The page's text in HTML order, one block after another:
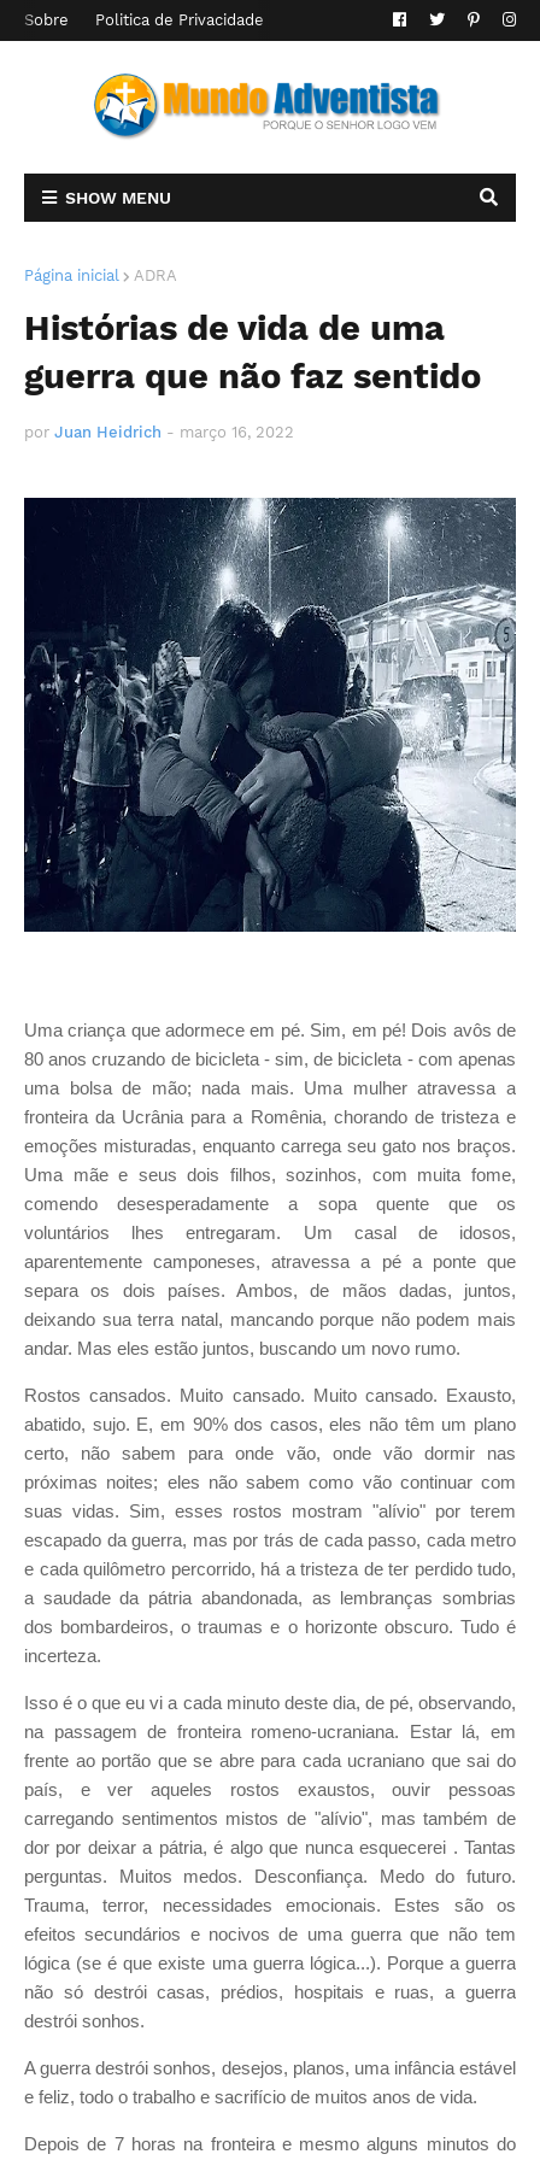
Sobre Politica de Privacidade
SHOW MENU
Página inicial ADRA
Histórias de vida de uma
guerra que não faz sentido
por Juan Heidrich - março 16, 2022
Uma criança que adormece em pé. Sim, em pé! Dois avôs de
80 anos cruzando de bicicleta - sim, de bicicleta - com apenas
uma bolsa de mão; nada mais. Uma mulher atravessa a
fronteira da Ucrânia para a Romênia, chorando de tristeza e
emoções misturadas, enquanto carrega seu gato nos braços.
Uma mãe e seus dois filhos, sozinhos, com muita fome,
comendo desesperadamente a sopa quente que os
voluntários lhes entregaram. Um casal de idosos,
aparentemente camponeses, atravessa a pé a ponte que
separa os dois países. Ambos, de mãos dadas, juntos,
deixando sua terra natal, mancando porque não podem mais
andar. Mas eles estão juntos, buscando um novo rumo.
Rostos cansados. Muito cansado. Muito cansado. Exausto,
abatido, sujo. E, em 90% dos casos, eles não têm um plano
certo, não sabem para onde vão, onde vão dormir nas
próximas noites; eles não sabem como vão continuar com
suas vidas. Sim, esses rostos mostram "alívio" por terem
escapado da guerra, mas por trás de cada passo, cada metro
e cada quilômetro percorrido, há a tristeza de ter perdido tudo,
a saudade da pátria abandonada, as lembranças sombrias
dos bombardeiros, o traumas e o horizonte obscuro. Tudo é
incerteza.
Isso é o que eu vi a cada minuto deste dia, de pé, observando,
na passagem de fronteira romeno-ucraniana. Estar lá, em
frente ao portão que se abre para cada ucraniano que sai do
país, e ver aqueles rostos exaustos, ouvir pessoas
carregando sentimentos mistos de "alívio", mas também de
dor por deixar a pátria, é algo que nunca esquecerei . Tantas
perguntas. Muitos medos. Desconfiança. Medo do futuro.
Trauma, terror, necessidades emocionais. Estes são os
efeitos secundários e nocivos de uma guerra que não tem
lógica (se é que existe uma guerra lógica...). Porque a guerra
não só destrói casas, prédios, hospitais e ruas, a guerra
destrói sonhos.
A guerra destrói sonhos, desejos, planos, uma infância estável
e feliz, todo o trabalho e sacrifício de muitos anos de vida.
Depois de 7 horas na fronteira e mesmo alguns minutos do